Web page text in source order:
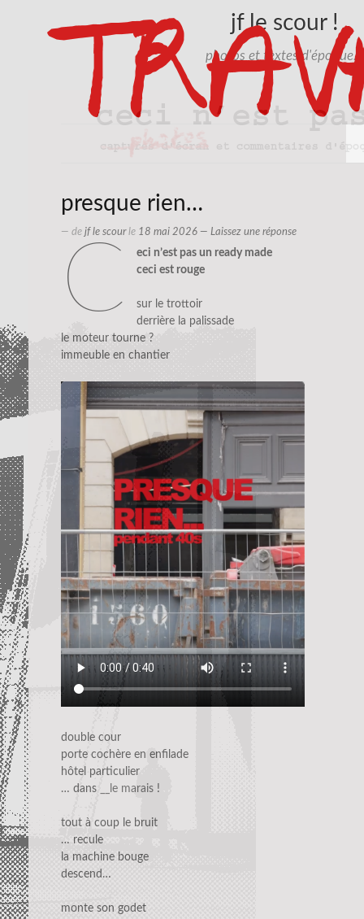
jf le scour !
photos et textes d'époque…
presque rien…
— de jf le scourle 18 mai 2026 — Laissez une réponse
c
eci n’est pas un ready made
ceci est rouge
sur le trottoir
derrière la palissade
le moteur tourne ?
immeuble en chantier
double cour
porte cochère en enfilade
hôtel particulier
… dans
__le marais !
tout à coup le bruit
… recule
la machine bouge
descend…
monte son godet